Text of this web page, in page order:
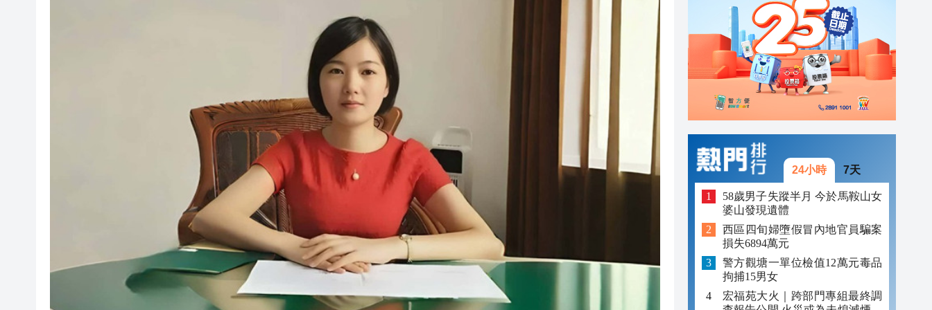
宏福苑大火｜何偉豪「黃金戰衣」損毀 料長時間觸高溫
08:33
有片｜拜仁2:1擊敗維拉 180秒重溫全場精華
04:29
有片｜楊明莊思明大婚後急返港看大結局：感激愛回家助走出低谷 不捨大家庭
00:45
24小時 7天
58歲男子失蹤半月 今於馬鞍山女
婆山發現遺體
西區四旬婦墮假冒內地官員騙案
損失6894萬元
警方觀塘一單位檢值12萬元毒品
拘捕15男女
宏福苑大火｜跨部門專組最終調